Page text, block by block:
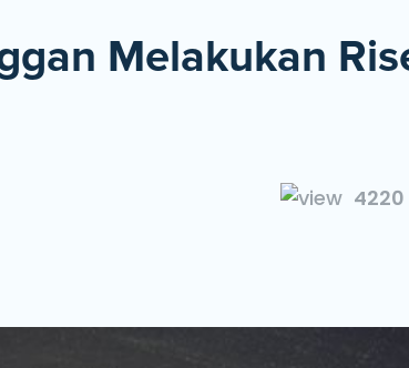
Melakukan
4220